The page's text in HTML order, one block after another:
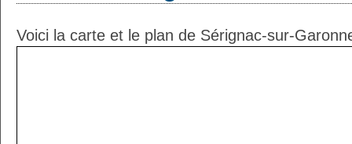
Voici la carte et le plan de Sérignac-sur-